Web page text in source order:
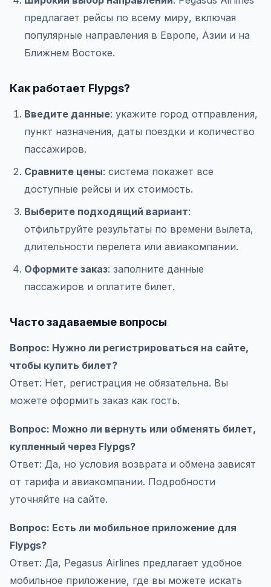
предлагает рейсы по всему миру, включая
популярные направления в Европе, Азии и на
Ближнем Востоке.
Как работает Flypgs?
Введите данные: укажите город отправления,
пункт назначения, даты поездки и количество
пассажиров.
Сравните цены: система покажет все
доступные рейсы и их стоимость.
Выберите подходящий вариант:
отфильтруйте результаты по времени вылета,
длительности перелета или авиакомпании.
Оформите заказ: заполните данные
пассажиров и оплатите билет.
Часто задаваемые вопросы
Вопрос: Нужно ли регистрироваться на сайте,
чтобы купить билет?
Ответ: Нет, регистрация не обязательна. Вы
можете оформить заказ как гость.
Вопрос: Можно ли вернуть или обменять билет,
купленный через Flypgs?
Ответ: Да, но условия возврата и обмена зависят
от тарифа и авиакомпании. Подробности
уточняйте на сайте.
Вопрос: Есть ли мобильное приложение для
Flypgs?
Ответ: Да, Pegasus Airlines предлагает удобное
мобильное приложение, где вы можете искать